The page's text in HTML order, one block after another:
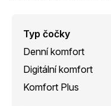
Typ čočky
Denní komfort
Digitální komfort
Komfort Plus